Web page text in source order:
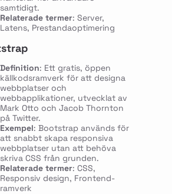
samtidigt.
Relaterade termer: Server,
Latens, Prestandaoptimering
Definition: Ett gratis, öppen
källkodsramverk för att designa
webbplatser och
webbapplikationer, utvecklat av
Mark Otto och Jacob Thornton
på Twitter.
Exempel: Bootstrap används för
att snabbt skapa responsiva
webbplatser utan att behöva
skriva CSS från grunden.
Relaterade termer: CSS,
Responsiv design, Frontend-
ramverk